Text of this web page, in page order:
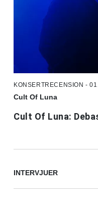
KONSERTRECENSION -
Cult Of Luna
Cult Of Luna:
INTERVJUER